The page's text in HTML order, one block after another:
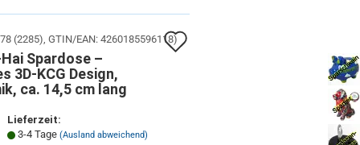
Konto erstellen
(2285) GTIN/EAN: 4260185596118)
Spardose –
3D-KCG Design,
ca. 14,5 cm lang
Lieferzeit:
3-4 Tage(Ausland abweichend)